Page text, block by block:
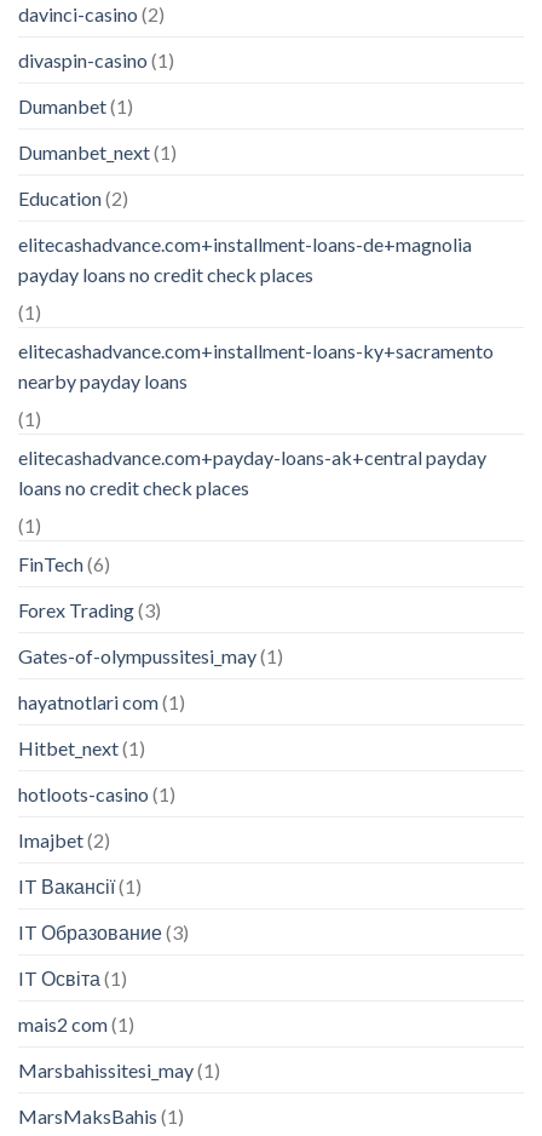
davinci-casino (2)
divaspin-casino (1)
Dumanbet(1)
Dumanbet_next(1)
Education(2)
elitecashadvance.com+installment-loans-de+magnolia
payday loans no credit check places
(1)
elitecashadvance.com+installment-loans-ky+sacramento
nearby payday loans
(1)
elitecashadvance.com+payday-loans-ak+central payday
loans no credit check places
(1)
FinTech(6)
Forex Trading(3)
Gates-of-olympussitesi_may(1)
hayatnotlari com(1)
Hitbet_next(1)
hotloots-casino (1)
Imajbet(2)
IT Вакансії(1)
IT Образование(3)
IT Освіта (1)
mais2 com(1)
Marsbahissitesi_may(1)
MarsMaksBahis (1)